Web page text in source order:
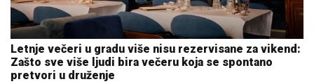
Letnje večeri u gradu više nisu rezervisane za vikend:
Zašto sve više ljudi bira večeru koja se spontano
pretvori u druženje